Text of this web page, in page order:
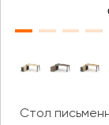
Стол